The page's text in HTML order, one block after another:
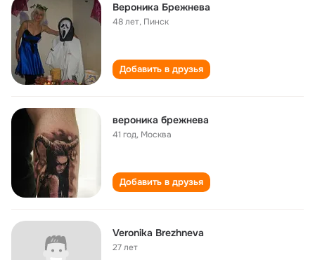
Вероника Брежнева
48 лет, Пинск
Добавить в друзья
вероника брежнева
41 год, Москва
Добавить в друзья
Veronika Brezhneva
27 лет